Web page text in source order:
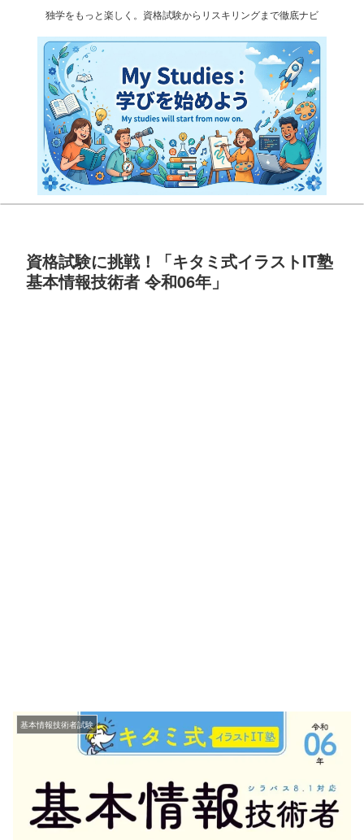
独学をもっと楽しく。資格試験からリスキリングまで徹底ナビ
資格試験に挑戦！「キタミ式イラストIT塾
基本情報技術者 令和06年」
基本情報技術者試験